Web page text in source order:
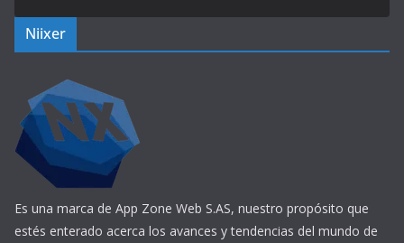
Niixer
Es una marca de App Zone Web S.AS, nuestro propósito que
estés enterado acerca los avances y tendencias del mundo de